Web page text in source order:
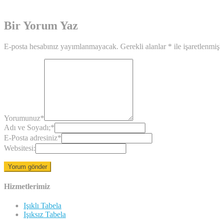
Bir Yorum Yaz
E-posta hesabınız yayımlanmayacak. Gerekli alanlar * ile
Yorumunuz*
Adı ve Soyadı;*
E-Posta adresiniz*
Websitesi:
Hizmetlerimiz
Işıklı Tabela
Işıksız Tabela